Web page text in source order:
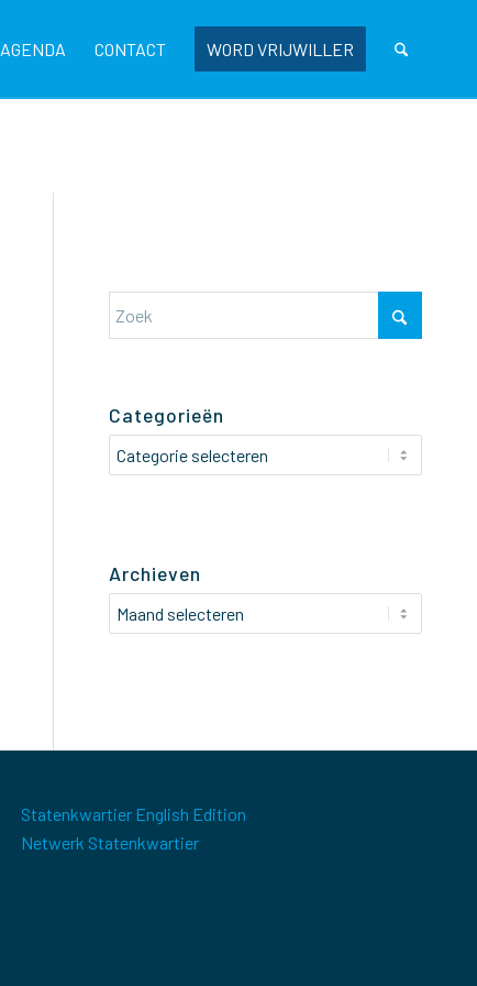
AGENDA CONTACT WORD VRIJWILLER
Categorieën
Categorieën
Archieven
Statenkwartier English Edition
Netwerk Statenkwartier